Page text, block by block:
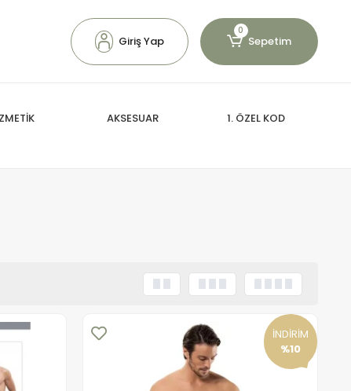
Giriş Yap
0
Sepetim
AKSESUAR 1. ÖZEL KOD
İNDİRİM
%10